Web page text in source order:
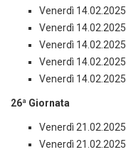
Venerdì
Venerdì
Venerdì
Venerdì
Venerdì
26ª Giornata
Venerdì
Venerdì